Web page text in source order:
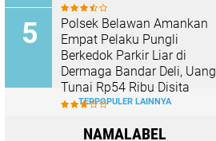
Polsek Belawan Amankan
Empat Pelaku Pungli
Berkedok Parkir Liar di
Dermaga Bandar Deli, Uang
Tunai Rp54 Ribu Disita
TERPOPULER LAINNYA
NAMALABEL